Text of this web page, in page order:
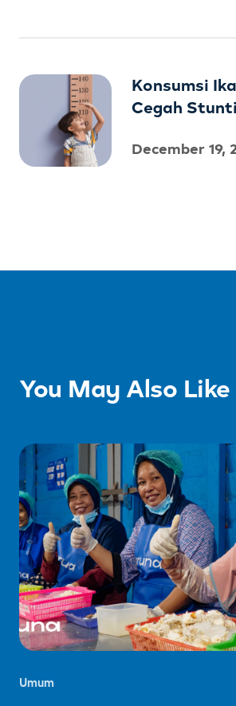
Konsumsi
Cegah
December 19,
You May Also Like
Umum